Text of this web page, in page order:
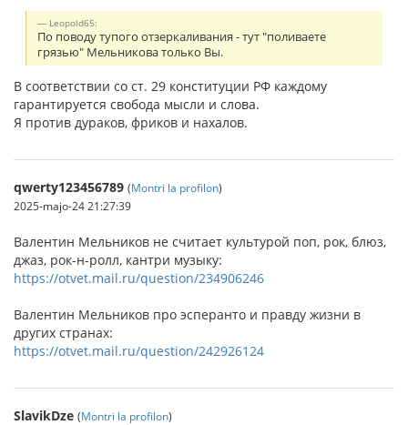
Leopold65:
По поводу тупого отзеркаливания - тут "поливаете
грязью" Мельникова только Вы.
В соответствии со ст. 29 конституции РФ каждому
гарантируется свобода мысли и слова.
Я против дураков, фриков и нахалов.
qwerty123456789 (Montri la profilon)
2025-majo-24 21:27:39
Валентин Мельников не считает культурой поп, рок, блюз,
джаз, рок-н-ролл, кантри музыку:
https://otvet.mail.ru/question/234906246
Валентин Мельников про эсперанто и правду жизни в
других странах:
https://otvet.mail.ru/question/242926124
SlavikDze (Montri la profilon)